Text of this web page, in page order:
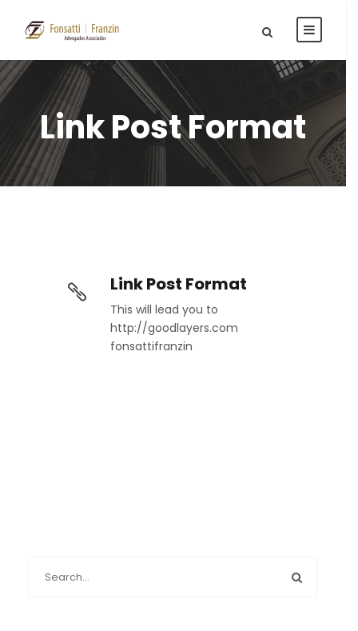
Link Post Format
Link Post Format
This will lead you to
http://goodlayers.com
fonsattifranzin